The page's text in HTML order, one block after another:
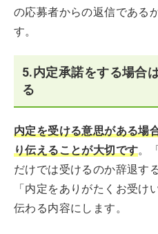
の応募者からの返信である
す。
5.内定承諾をする場合
る
内定を受ける意思がある場
り伝えることが大切です。
だけでは受けるのか辞退す
「内定をありがたくお受け
伝わる内容にします。